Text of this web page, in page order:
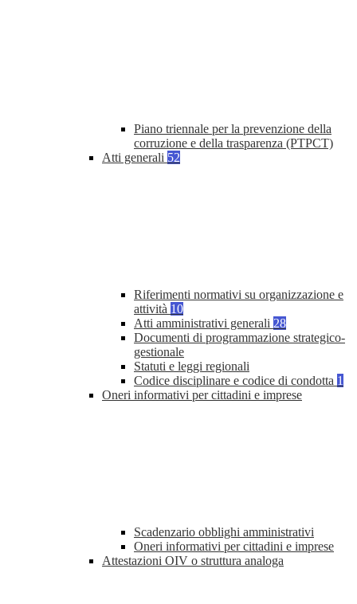
Piano triennale per la prevenzione della
corruzione e della trasparenza (PTPCT)
Atti generali 52
Riferimenti normativi su organizzazione e
attività 10
Atti amministrativi generali 28
Documenti di programmazione strategico-
gestionale
Statuti e leggi regionali
Codice disciplinare e codice di condotta 1
Oneri informativi per cittadini e imprese
Scadenzario obblighi amministrativi
Oneri informativi per cittadini e imprese
Attestazioni OIV o struttura analoga